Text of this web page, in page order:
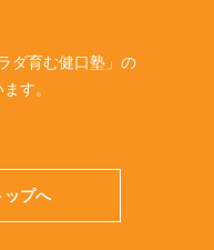
ダ育む健口塾」の
す。
ップへ